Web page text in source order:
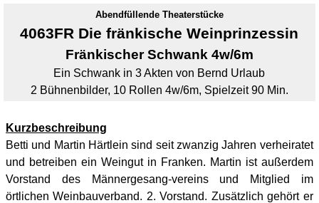
Abendfüllende Theaterstücke
4063FR Die fränkische Weinprinzessin
Fränkischer Schwank 4w/6m
Ein Schwank in 3 Akten von Bernd Urlaub
2 Bühnenbilder, 10 Rollen 4w/6m, Spielzeit 90 Min.
Kurzbeschreibung
Betti und Martin Härtlein sind seit zwanzig Jahren verheiratet
und betreiben ein Weingut in Franken. Martin ist außerdem
Vorstand des Männergesang-vereins und Mitglied im
örtlichen Weinbauverband. 2. Vorstand. Zusätzlich gehört er